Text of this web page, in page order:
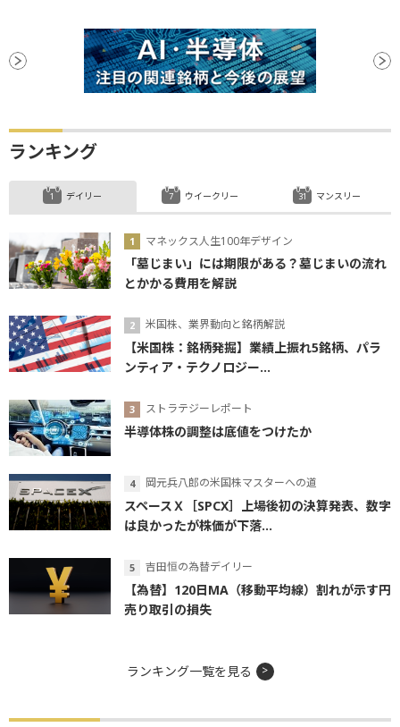
ランキング
デイリー
マネックス人生100年デザイン
「墓じまい」には期限がある？墓じまいの流れ
とかかる費用を解説
米国株、業界動向と銘柄解説
【米国株：銘柄発掘】業績上振れ5銘柄、パラ
ンティア・テクノロジー...
ストラテジーレポート
半導体株の調整は底値をつけたか
岡元兵八郎の米国株マスターへの道
スペースＸ［SPCX］上場後初の決算発表、数字
は良かったが株価が下落...
吉田恒の為替デイリー
【為替】120日MA（移動平均線）割れが示す円
売り取引の損失
ウイークリー マンスリー
ランキング一覧を見る